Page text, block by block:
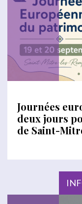
Journées
deux jours
de Saint-